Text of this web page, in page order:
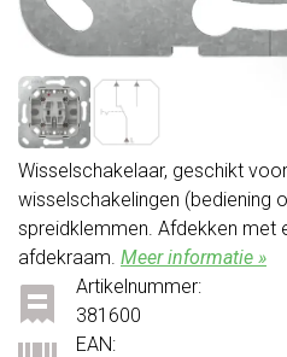
Wisselschakelaar, geschikt
wisselschakelingen (bediening
spreidklemmen. Afdekken met
afdekraam. Meer informatie »
Artikelnummer:
381600
EAN: